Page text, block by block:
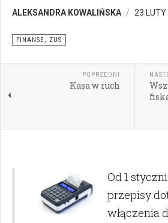
ALEKSANDRA KOWALIŃSKA 23
FINANSE, ZUS
POPRZEDNI
Kasa w ruch
Od 1
przepisy
włączenia